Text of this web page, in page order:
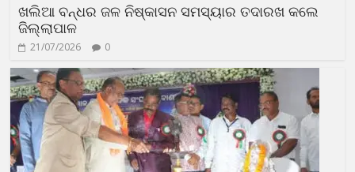
ଖଲିଆ ବନ୍ଧର ଜଳ ନିଷ୍କାସନ ସମସ୍ୟାର ତଦାରଖ କଲେ
ଜିଲ୍ଲାପାଳ
21/07/2026 0